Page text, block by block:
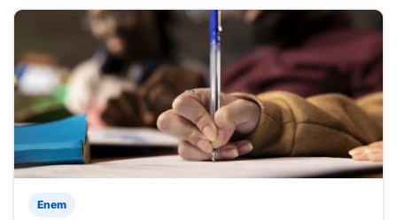
Enem